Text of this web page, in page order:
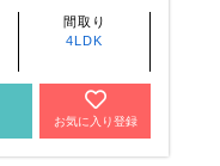
間取り
4LDK
お気に入り登録